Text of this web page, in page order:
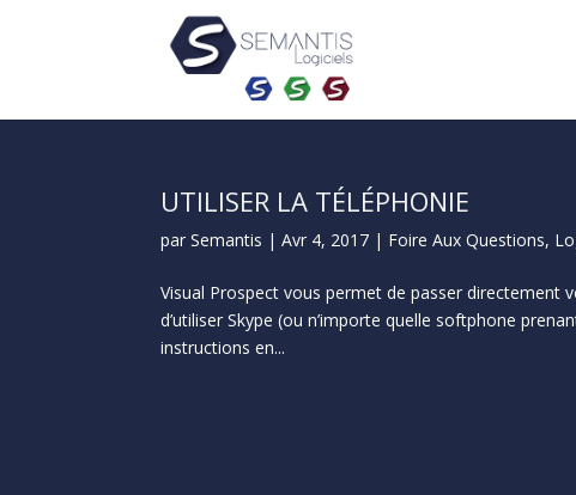
UTILISER LA TÉLÉPHONIE
parSemantis |Avr 4, 2017 | Foire Aux Questions,
Visual Prospect vous permet de passer directement
d’utiliser Skype (ou n’importe quelle softphone
instructions en...